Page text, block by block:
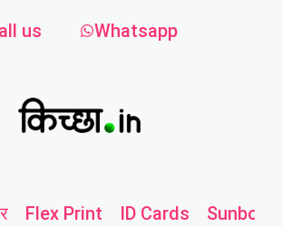
us Whatsapp
Flex Print ID Cards